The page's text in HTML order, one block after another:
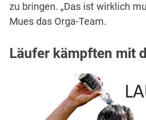
zu bringen. „Das ist wirklich
Mues das Orga-Team.
Läufer kämpften mit